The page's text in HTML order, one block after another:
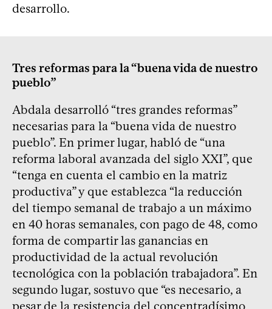
desarrollo.
Tres reformas para la “buena vida de nuestro
pueblo”
Abdala desarrolló “tres grandes reformas”
necesarias para la “buena vida de nuestro
pueblo”. En primer lugar, habló de “una
reforma laboral avanzada del siglo XXI”, que
“tenga en cuenta el cambio en la matriz
productiva” y que establezca “la reducción
del tiempo semanal de trabajo a un máximo
en 40 horas semanales, con pago de 48, como
forma de compartir las ganancias en
productividad de la actual revolución
tecnológica con la población trabajadora”. En
segundo lugar, sostuvo que “es necesario, a
pesar de la resistencia del concentradísimo